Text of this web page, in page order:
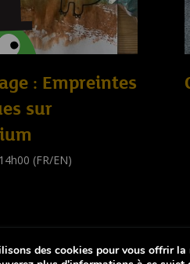
: Empreintes
sur
(FR/EN)
Déclaration d’accessibilité
des cookies pour vous offrir la